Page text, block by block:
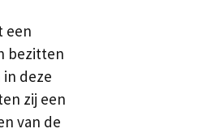
een
bezitten
in deze
zij een
van de